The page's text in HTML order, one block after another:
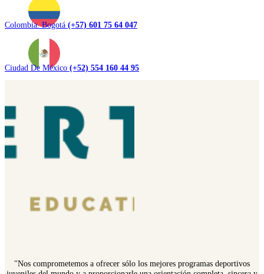
Colombia. Bogotá (+57) 601 75 64 047
Ciudad De México (+52) 554 160 44 95
"Nos comprometemos a ofrecer sólo los mejores programas deportivos